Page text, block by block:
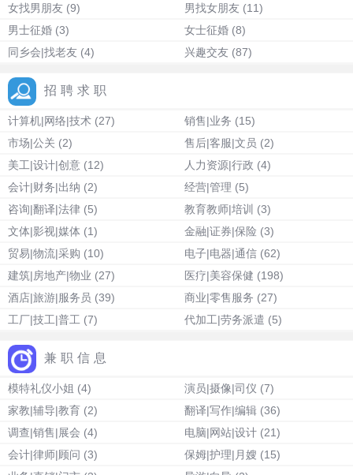
女找男朋友 (9) 男找女朋友 (11)
男士征婚 (3) 女士征婚 (8)
同乡会|找老友 (4) 兴趣交友 (87)
招聘求职
计算机|网络|技术 (27) 销售|业务 (15)
市场|公关 (2) 售后|客服|文员 (2)
美工|设计|创意 (12) 人力资源|行政 (4)
会计|财务|出纳 (2) 经营|管理 (5)
咨询|翻译|法律 (5) 教育教师|培训 (3)
文体|影视|媒体 (1) 金融|证券|保险 (3)
贸易|物流|采购 (10) 电子|电器|通信 (62)
建筑|房地产|物业 (27) 医疗|美容保健 (198)
酒店|旅游|服务员 (39) 商业|零售服务 (27)
工厂|技工|普工 (7) 代加工|劳务派遣 (5)
兼职信息
模特礼仪小姐 (4) 演员|摄像|司仪 (7)
家教|辅导|教育 (2) 翻译|写作|编辑 (36)
调查|销售|展会 (4) 电脑|网站|设计 (21)
会计|律师|顾问 (3) 保姆|护理|月嫂 (15)